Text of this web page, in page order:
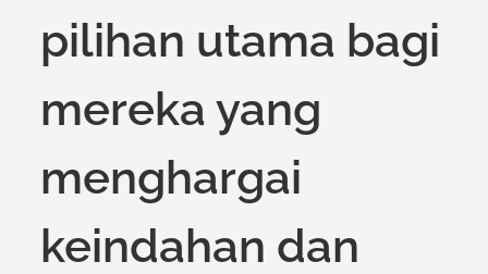
pilihan utama bagi
mereka yang
menghargai
keindahan dan